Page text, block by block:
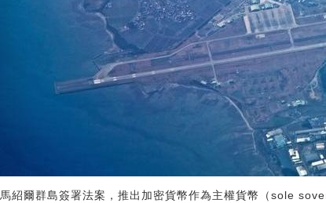
馬紹爾群島簽署法案，推出加密貨幣作為主權貨幣（sole